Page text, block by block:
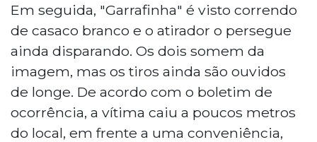
Em seguida, "Garrafinha" é visto correndo
de casaco branco e o atirador o persegue
ainda disparando. Os dois somem da
imagem, mas os tiros ainda são ouvidos
de longe. De acordo com o boletim de
ocorrência, a vítima caiu a poucos metros
do local, em frente a uma conveniência,